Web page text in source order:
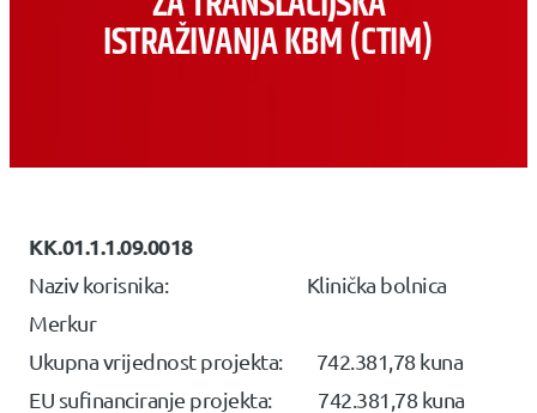
ISTRAŽIVANJA KBM (CTIM)
KK.01.1.1.09.0018
Naziv korisnika: Klinička bolnica
Merkur
Ukupna vrijednost projekta: 742.381,78 kuna
EU sufinanciranje projekta: 742.381,78 kuna